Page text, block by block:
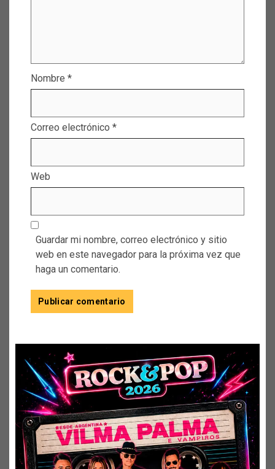
Nombre *
Correo electrónico *
Web
Guardar mi nombre, correo electrónico y sitio
web en este navegador para la próxima vez que
haga un comentario.